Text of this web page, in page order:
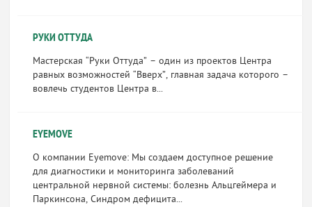
РУКИ ОТТУДА
Мастерская “Руки Оттуда” – один из проектов Центра
равных возможностей “Вверх”, главная задача которого –
вовлечь студентов Центра в...
EYEMOVE
О компании Eyemove: Мы создаем доступное решение
для диагностики и мониторинга заболеваний
центральной нервной системы: болезнь Альцгеймера и
Паркинсона, Синдром дефицита...